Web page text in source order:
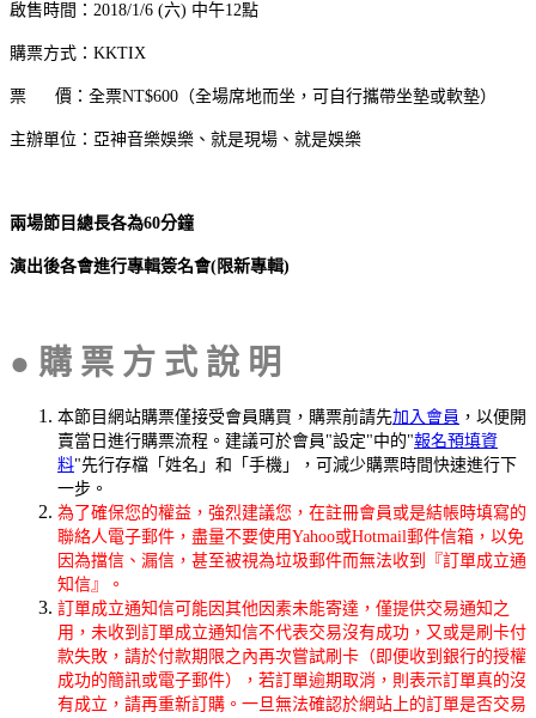
啟售時間：2018/1/6 (六) 中午12點
購票方式：KKTIX
票 價：全票NT$600（全場席地而坐，可自行攜帶坐墊或軟墊）
主辦單位：亞神音樂娛樂、就是現場、就是娛樂
兩場節目總長各為60分鐘
演出後各會進行專輯簽名會(限新專輯)
● 購 票 方 式 說 明
本節目網站購票僅接受會員購買，購票前請先加入會員 ，以便開
賣當日進行購票流程。建議可於會員"設定"中的"報名預填資
料"先行存檔「姓名」和「手機」，可減少購票時間快速進行下
一步。
為了確保您的權益，強烈建議您，在註冊會員或是結帳時填寫的
聯絡人電子郵件，盡量不要使用Yahoo或Hotmail郵件信箱，以免
因為擋信、漏信，甚至被視為垃圾郵件而無法收到『訂單成立通
知信』。
訂單成立通知信可能因其他因素未能寄達，僅提供交易通知之
用，未收到訂單成立通知信不代表交易沒有成功，又或是刷卡付
款失敗，請於付款期限之內再次嘗試刷卡（即便收到銀行的授權
成功的簡訊或電子郵件），若訂單逾期取消，則表示訂單真的沒
有成立，請再重新訂購。一旦無法確認於網站上的訂單是否交易